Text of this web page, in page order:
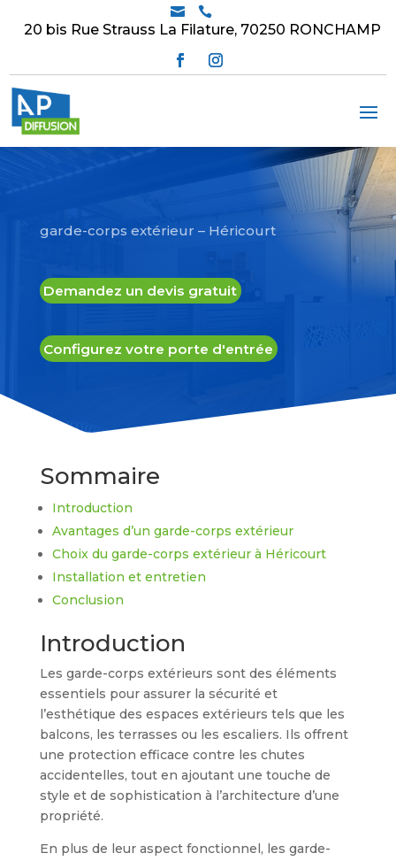
 
20 bis Rue Strauss La Filature, 70250 RONCHAMP
garde-corps extérieur – Héricourt
Demandez un devis gratuit
Configurez votre porte d'entrée
Sommaire
Introduction
Avantages d’un garde-corps extérieur
Choix du garde-corps extérieur à Héricourt
Installation et entretien
Conclusion
Introduction
Les garde-corps extérieurs sont des éléments
essentiels pour assurer la sécurité et
l’esthétique des espaces extérieurs tels que les
balcons, les terrasses ou les escaliers. Ils offrent
une protection efficace contre les chutes
accidentelles, tout en ajoutant une touche de
style et de sophistication à l’architecture d’une
propriété.
En plus de leur aspect fonctionnel, les garde-